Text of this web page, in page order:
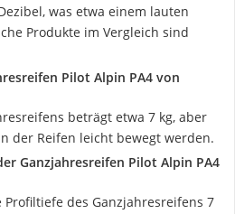
was etwa einem lauten
Produkte im Vergleich sind
Pilot Alpin PA4 von
beträgt etwa 7 kg, aber
der Reifen leicht bewegt werden.
Ganzjahresreifen Pilot Alpin PA4
des Ganzjahresreifens 7